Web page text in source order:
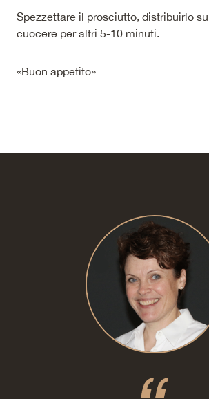
Spezzettare il prosciutto, distribuirlo
cuocere per altri 5-10 minuti.
«Buon appetito»